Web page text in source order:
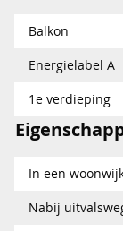
Balkon
Energielabel A
1e verdieping
In een
Nabij